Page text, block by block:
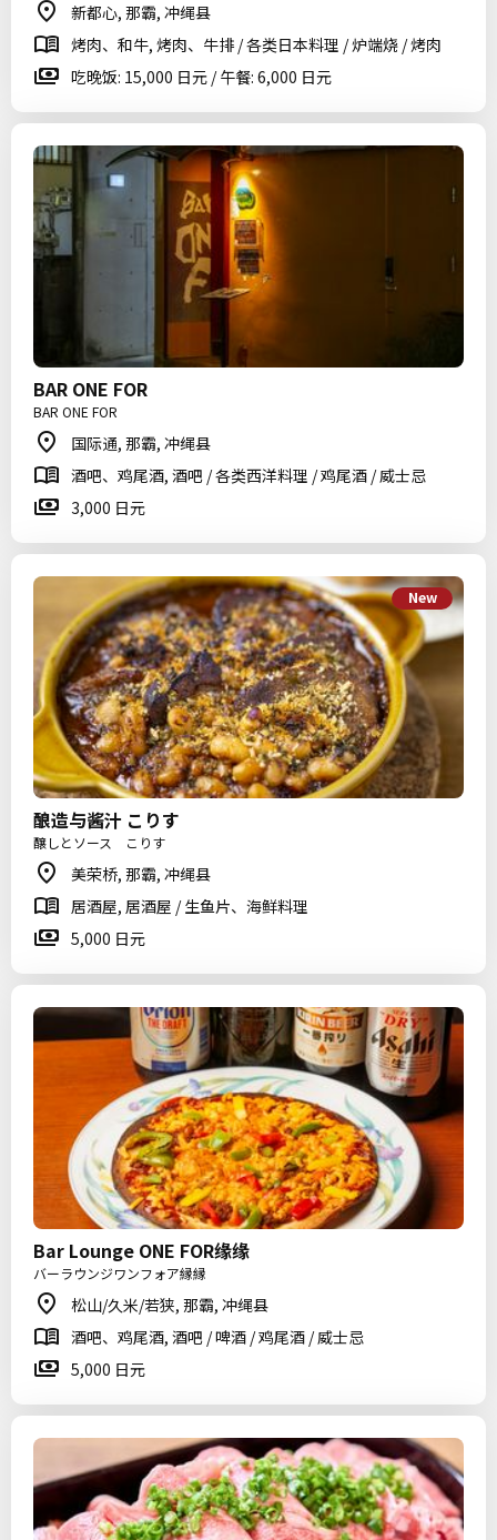
新都心, 那霸, 冲绳县
烤肉、和牛, 烤肉、牛排 / 各类日本料理 / 炉端烧 / 烤肉
吃晚饭: 15,000 日元 / 午餐: 6,000 日元
BAR ONE FOR
BAR ONE FOR
国际通, 那霸, 冲绳县
酒吧、鸡尾酒, 酒吧 / 各类西洋料理 / 鸡尾酒 / 威士忌
3,000 日元
New
酿造与酱汁 こりす
醸しとソース こりす
美荣桥, 那霸, 冲绳县
居酒屋, 居酒屋 / 生鱼片、海鲜料理
5,000 日元
Bar Lounge ONE FOR缘缘
バーラウンジワンフォア縁縁
松山/久米/若狭, 那霸, 冲绳县
酒吧、鸡尾酒, 酒吧 / 啤酒 / 鸡尾酒 / 威士忌
5,000 日元